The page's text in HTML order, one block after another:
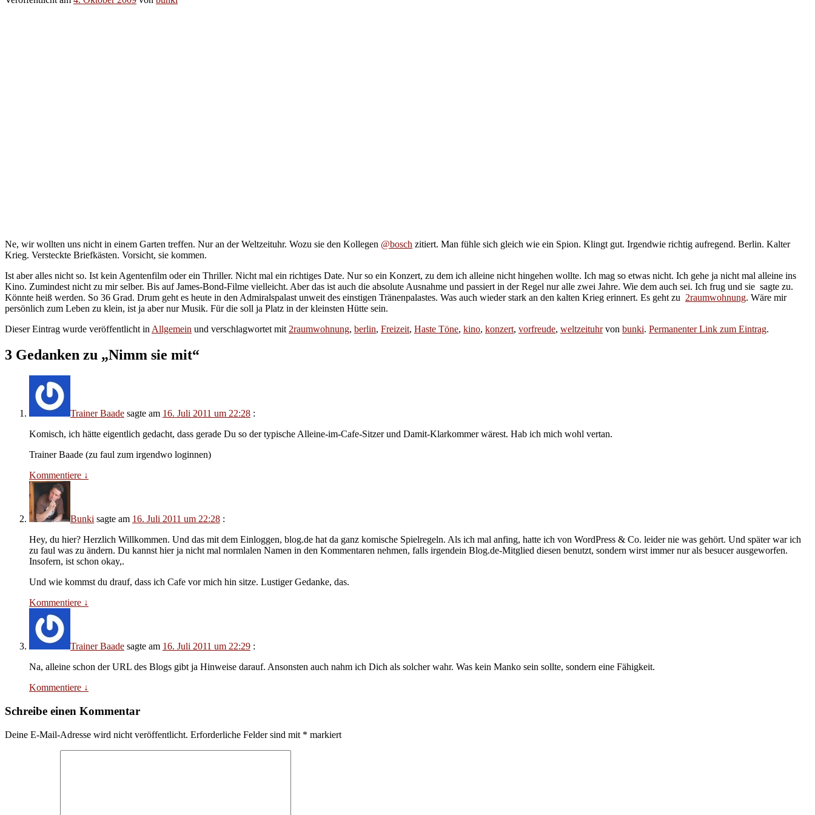
Ne, wir wollten uns nicht in einem Garten treffen. Nur an der Weltzeituhr. Wozu sie den Kollegen @bosch zitiert. Man fühle sich gleich wie ein Spion. Klingt gut. Irgendwie richtig aufregend. Berlin. Kalter
Krieg. Versteckte Briefkästen. Vorsicht, sie kommen.
Ist aber alles nicht so. Ist kein Agentenfilm oder ein Thriller. Nicht mal ein richtiges Date. Nur so ein Konzert, zu dem ich alleine nicht hingehen wollte. Ich mag so etwas nicht. Ich gehe ja nicht mal alleine ins
Kino. Zumindest nicht zu mir selber. Bis auf James-Bond-Filme vielleicht. Aber das ist auch die absolute Ausnahme und passiert in der Regel nur alle zwei Jahre. Wie dem auch sei. Ich frug und sie sagte zu.
Könnte heiß werden. So 36 Grad. Drum geht es heute in den Admiralspalast unweit des einstigen Tränenpalastes. Was auch wieder stark an den kalten Krieg erinnert. Es geht zu 2raumwohnung. Wäre mir
persönlich zum Leben zu klein, ist ja aber nur Musik. Für die soll ja Platz in der kleinsten Hütte sein.
Dieser Eintrag wurde veröffentlicht inAllgemein und verschlagwortet mit2raumwohnung, berlin, Freizeit, Haste Töne, kino, konzert, vorfreude, weltzeituhrvon bunki. Permanenter Link zum Eintrag.
3 Gedanken zu „Nimm sie mit“
Trainer Baade sagte am 16. Juli 2011 um 22:28 :
Komisch, ich hätte eigentlich gedacht, dass gerade Du so der typische Alleine-im-Cafe-Sitzer und Damit-Klarkommer wärest. Hab ich mich wohl vertan.
Trainer Baade (zu faul zum irgendwo loginnen)
Kommentiere ↓
Bunki sagte am 16. Juli 2011 um 22:28 :
Hey, du hier? Herzlich Willkommen. Und das mit dem Einloggen, blog.de hat da ganz komische Spielregeln. Als ich mal anfing, hatte ich von WordPress & Co. leider nie was gehört. Und später war ich
zu faul was zu ändern. Du kannst hier ja nicht mal normlalen Namen in den Kommentaren nehmen, falls irgendein Blog.de-Mitglied diesen benutzt, sondern wirst immer nur als besucer ausgeworfen.
Insofern, ist schon okay,.
Und wie kommst du drauf, dass ich Cafe vor mich hin sitze. Lustiger Gedanke, das.
Kommentiere ↓
Trainer Baade sagte am 16. Juli 2011 um 22:29 :
Na, alleine schon der URL des Blogs gibt ja Hinweise darauf. Ansonsten auch nahm ich Dich als solcher wahr. Was kein Manko sein sollte, sondern eine Fähigkeit.
Kommentiere ↓
Schreibe einen Kommentar
Deine E-Mail-Adresse wird nicht veröffentlicht. Erforderliche Felder sind mit * markiert